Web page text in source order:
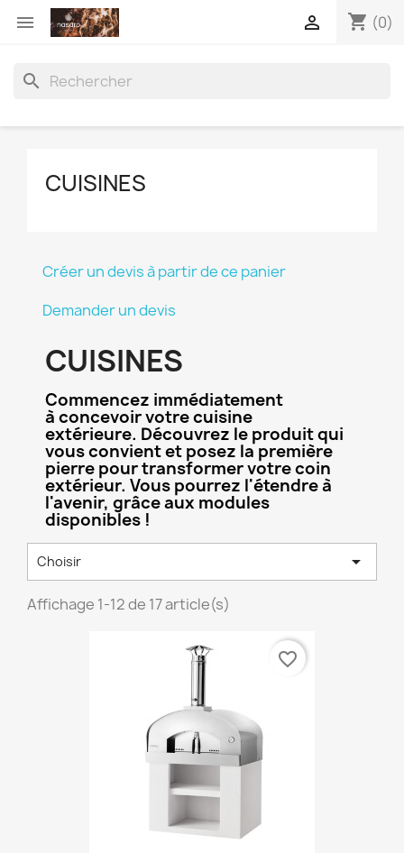
 shopping_cart (0)

search
CUISINES
Créer un devis à partir de ce panier
Demander un devis
CUISINES
Commencez immédiatement
à concevoir votre cuisine
extérieure. Découvrez le produit qui
vous convient et posez la première
pierre pour transformer votre coin
extérieur. Vous pourrez l'étendre à
l'avenir, grâce aux modules
disponibles !
Choisir 
Affichage 1-12 de 17 article(s)
favorite_border